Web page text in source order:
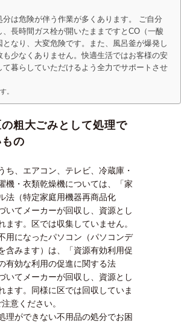
分は危険が伴う作業が多くあります。 ご自分
長時間ガス栓が開いたままですとCO（一酸
なり、大変危険です。また、風呂釜が爆発し
も少なくありません。快適生活ではお客様の安
て暮らしていただけるよう全力でサポートさせ
。
の粗大ごみとして処理で
の
ち、エアコン、テレビ、冷蔵庫・
機・衣類乾燥機については、「家
法（特定家庭用機器再商品化
いてメーカーが回収し、資源とし
ます。区では収集していません。
用になったパソコン（パソコンデ
含みます）は、「資源有効利用促
有効な利用の促進に関する法
いてメーカーが回収し、資源とし
ます。同様に区では回収していま
意ください。
理ができない不用品の処分でお困